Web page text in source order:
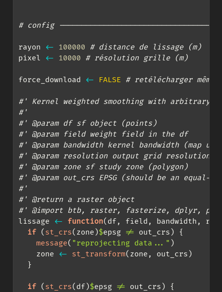
# config
rayon <- 100000 # distance de lissage (m)
pixel
<- 10000 # résolution grille (m)
force_download <- FALSE # retélécharger
#' Kernel weighted smoothing with arbitrary
#'
#' @param df sf object (points)
#' @param field weight field in the df
#' @param bandwidth kernel bandwidth (map
#' @param resolution output grid resolution
#' @param zone sf study zone (polygon)
#' @param out_crs EPSG (should be an equal-
#'
#' @return a raster object
#' @import btb, raster, fasterize, dplyr,
lissage
<- function(df, field, bandwidth,
if ( st_crs(zone)$epsg != out_crs) {
message( "reprojecting data..." )
    zone
<- st_transform(zone, out_crs)
  }
if ( st_crs(df)$epsg != out_crs) {